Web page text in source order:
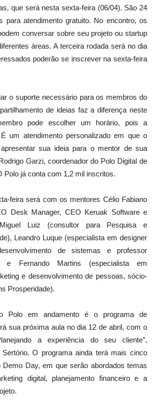
que será nesta sexta-feira (06/04). São 24
para atendimento gratuito. No encontro, os
conversar sobre seu projeto ou startup
áreas. A terceira rodada será no dia
poderão se inscrever na sexta-feira
o suporte necessário para os membros do
de ideias faz a diferença neste
pode escolher um horário, pois a
um atendimento personalizado em que o
sua ideia para o mentor de sua
Garzi, coordenador do Polo Digital de
Polo já conta com 1,2 mil inscritos.
feira será com os mentores Célio Fabiano
Desk Manager, CEO Keruak Software e
Luiz (consultor para Pesquisa e
Leandro Luque (especialista em designer
de sistemas e professor
e Fernando Martins (especialista em
e desenvolvimento de pessoas, sócio-
Prosperidade).
Polo em andamento é o programa de
sua próxima aula no dia 12 de abril, com o
a experiência do seu cliente”,
O programa ainda terá mais cinco
Demo Day, em que serão abordados temas
digital, planejamento financeiro e a